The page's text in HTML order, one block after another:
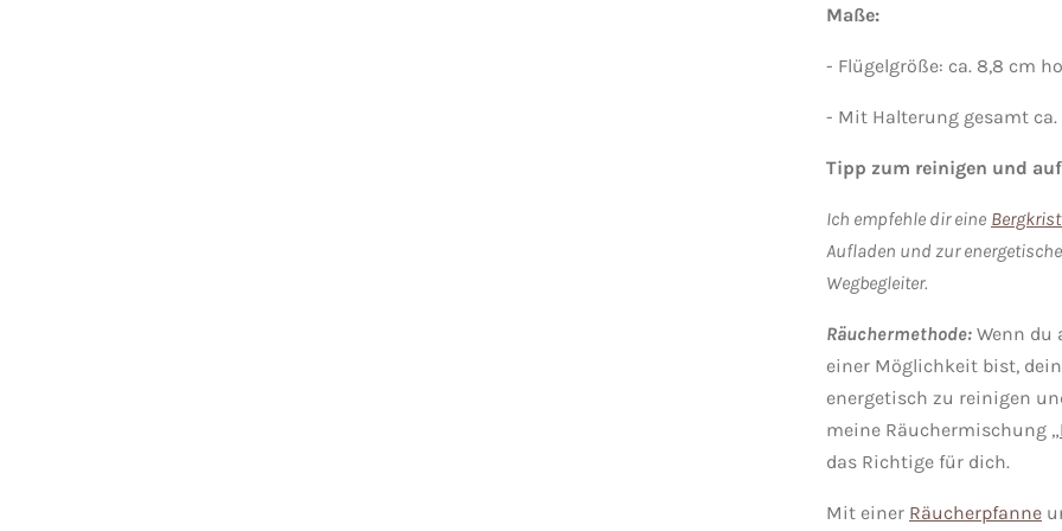
Maße:
- Flügelgröße: ca. 8,8 cm
- Mit Halterung gesamt ca.
Tipp zum reinigen und
Ich empfehle dir eine
Aufladen und zur
Wegbegleiter.
Räuchermethode: Wenn du
einer Möglichkeit bist,
energetisch zu reinigen
meine Räuchermischung „
das Richtige für dich.
Mit einer Räucherpfanne